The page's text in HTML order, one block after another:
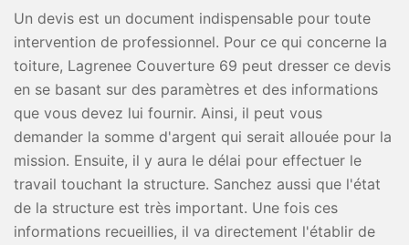
Un devis est un document indispensable pour toute
intervention de professionnel. Pour ce qui concerne la
toiture, Lagrenee Couverture 69 peut dresser ce devis
en se basant sur des paramètres et des informations
que vous devez lui fournir. Ainsi, il peut vous
demander la somme d'argent qui serait allouée pour la
mission. Ensuite, il y aura le délai pour effectuer le
travail touchant la structure. Sanchez aussi que l'état
de la structure est très important. Une fois ces
informations recueillies, il va directement l'établir de